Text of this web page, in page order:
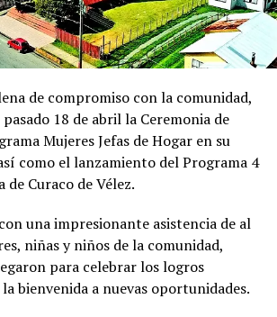
de compromiso con la comunidad,
18 de abril la Ceremonia de
Mujeres Jefas de Hogar en su
como el lanzamiento del Programa 4
de Curaco de Vélez.
una impresionante asistencia de al
niñas y niños de la comunidad,
para celebrar los logros
bienvenida a nuevas oportunidades.